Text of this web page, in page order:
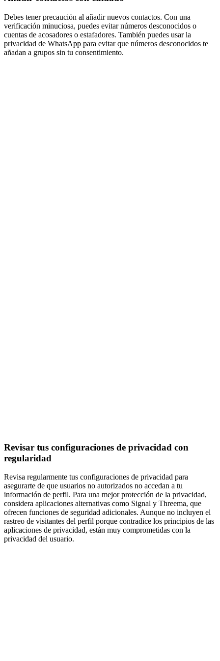
Debes tener precaución al añadir nuevos contactos. Con una
verificación minuciosa, puedes evitar números desconocidos o
cuentas de acosadores o estafadores. También puedes usar la
privacidad de WhatsApp para evitar que números desconocidos te
añadan a grupos sin tu consentimiento.
Revisar tus configuraciones de privacidad con
regularidad
Revisa regularmente tus configuraciones de privacidad para
asegurarte de que usuarios no autorizados no accedan a tu
información de perfil. Para una mejor protección de la privacidad,
considera aplicaciones alternativas como Signal y Threema, que
ofrecen funciones de seguridad adicionales. Aunque no incluyen el
rastreo de visitantes del perfil porque contradice los principios de las
aplicaciones de privacidad, están muy comprometidas con la
privacidad del usuario.